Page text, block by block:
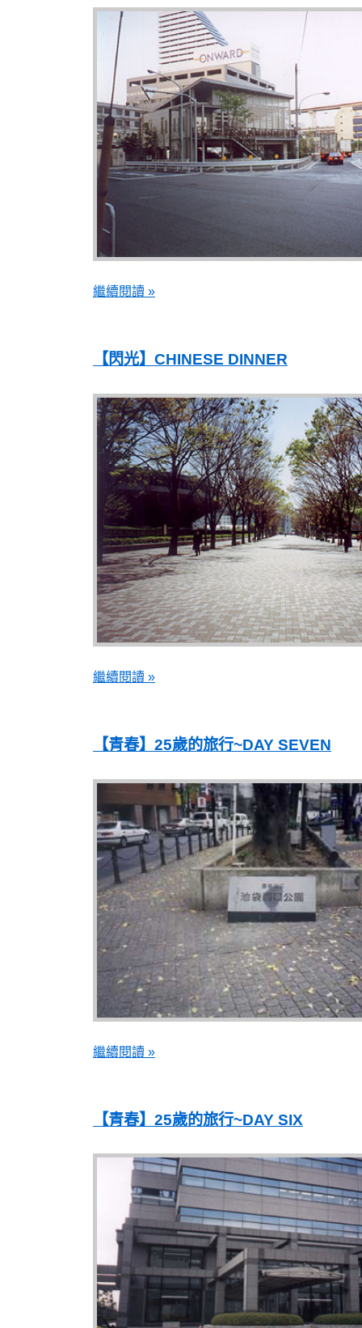
繼續閱讀 »
【閃光】CHINESE DINNER
繼續閱讀 »
【青春】25歲的旅行~DAY SEVEN
繼續閱讀 »
【青春】25歲的旅行~DAY SIX